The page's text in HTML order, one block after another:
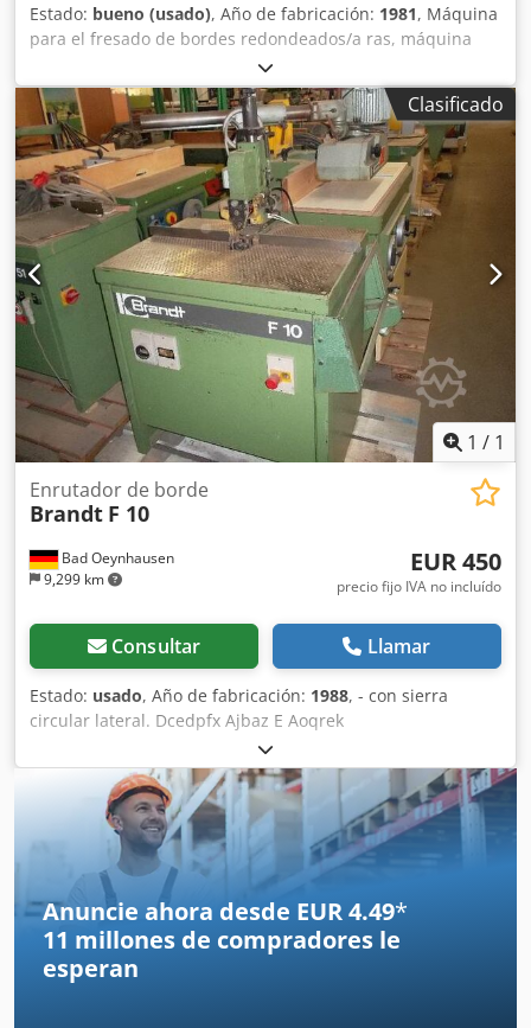
Estado: bueno (usado), Año de fabricación: 1981, Máquina
para el fresado de bordes redondeados/a ras, máquina
para el fresado de cantos, fresadora de cantos, máquina
para el fresado de piezas de formas especiales. Djdpfxsb A
Hfqe Aqrsck Para el fresado simultáneo, tanto en la parte
superior como inferior, de bordes redondeados/a ras de
materiales que sobresalen en los cantos rectos, así como
en piezas con curvas y radios interiores y exteriores. -
Fresas integradas: 30° -Dimensiones: 1000/600/A1450 mm
-Peso: 60 kg
Clasificado
1 / 1
Bad Oeynhausen
9,299 km
Enrutador de borde
Brandt F 10
EUR 450
precio fijo IVA no incluído
Consultar Llamar
Estado: usado, Año de fabricación: 1988, - con sierra
circular lateral. Dcedpfx Ajbaz E Aoqrek
Anuncie ahora desde EUR 4.49*
11 millones de compradores le
esperan